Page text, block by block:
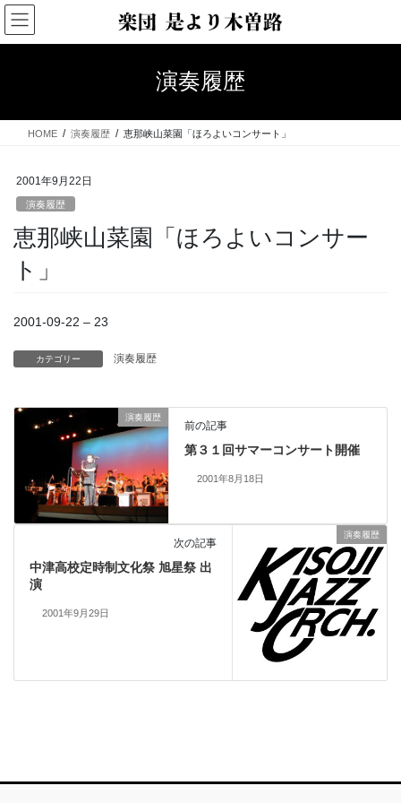
コ
ン
テ
ス
ナ
ビ
ゲ
ン
演奏履歴
HOME 演奏履歴 恵那峡山菜園「ほろよいコンサート」
2001年9月22日
演奏履歴
恵那峡山菜園「ほろよいコンサー
ト」
2001-09-22 – 23
カテゴリー 演奏履歴
演奏履歴
前の記事
第３１回サマーコンサート開催
2001年8月18日
演奏履歴
次の記事
中津高校定時制文化祭 旭星祭 出
演
2001年9月29日